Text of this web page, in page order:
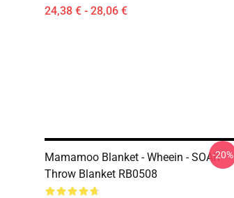
24,38 € - 28,06 €
Mamamoo Blanket - Wheein - SOAR
Throw Blanket RB0508
-20%